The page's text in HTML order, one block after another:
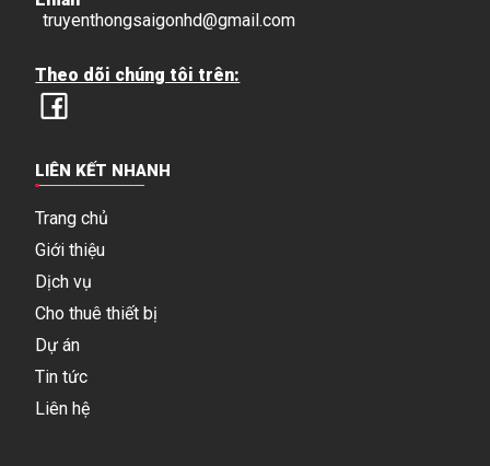
truyenthongsaigonhd@gmail.com
Theo dõi chúng tôi trên:
LIÊN KẾT NHANH
Trang chủ
Giới thiệu
Dịch vụ
Cho thuê thiết bị
Dự án
Tin tức
Liên hệ